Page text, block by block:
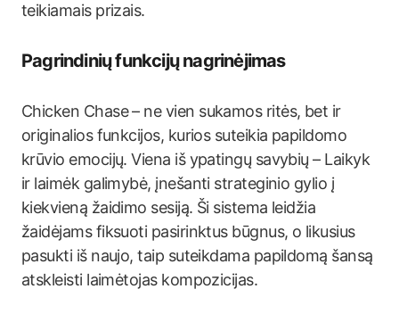
teikiamais prizais.
Pagrindinių funkcijų nagrinėjimas
Chicken Chase – ne vien sukamos ritės, bet ir
originalios funkcijos, kurios suteikia papildomo
krūvio emocijų. Viena iš ypatingų savybių – Laikyk
ir laimėk galimybė, įnešanti strateginio gylio į
kiekvieną žaidimo sesiją. Ši sistema leidžia
žaidėjams fiksuoti pasirinktus būgnus, o likusius
pasukti iš naujo, taip suteikdama papildomą šansą
atskleisti laimėtojas kompozicijas.